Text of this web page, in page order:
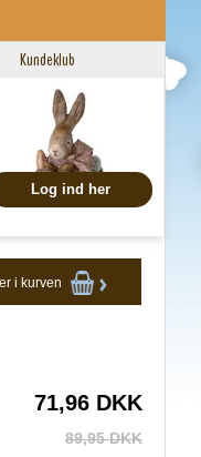
Kundeklub
Log ind her
i kurven
71,96 DKK
89,95 DKK